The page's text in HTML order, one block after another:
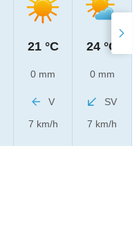
21 °C
0 mm
V
7 km/h
24 °C
0 mm
SV
7 km/h